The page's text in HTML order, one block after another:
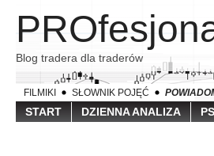
Blog tradera dla traderów
FILMIKI SŁOWNIK POJĘĆ
START DZIENNA ANALIZA